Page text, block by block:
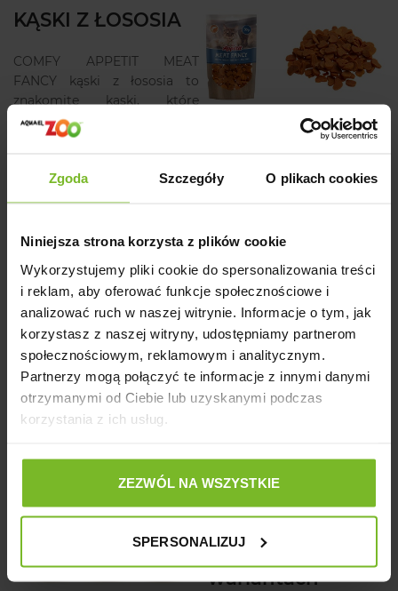
Zgoda Szczegóły O plikach cookies
Niniejsza strona korzysta z plików cookie
Wykorzystujemy pliki cookie do spersonalizowania treści
i reklam, aby oferować funkcje społecznościowe i
analizować ruch w naszej witrynie. Informacje o tym, jak
korzystasz z naszej witryny, udostępniamy partnerom
społecznościowym, reklamowym i analitycznym.
Partnerzy mogą połączyć te informacje z innymi danymi
otrzymanymi od Ciebie lub uzyskanymi podczas
korzystania z ich usług.
ZEZWÓL NA WSZYSTKIE
SPERSONALIZUJ
KĄSKI Z ŁOSOSIA
COMFY APPETIT MEAT
FANCY kąski z łososia to
znakomite kąski, które
doskonale sprawdzą się jako
smakowita przekąska, lub
interaktywnych.
gliceryna roślinna 3.2%, sorbitol 1.8%.
Składniki analityczne:białko surowe: min 30%, tłuszcz
surowy: max 4%, włókno surowe: max 1%, popiół surowy:
max 2%, wilgotność: max 20%.
Producent
dostępnych jest 5
rodzajów
różnych
wariantach